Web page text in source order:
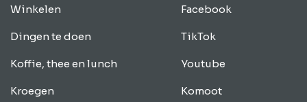
Winkelen
Dingen te doen
Koffie, thee en lunch
Kroegen
Facebook
TikTok
Youtube
Komoot